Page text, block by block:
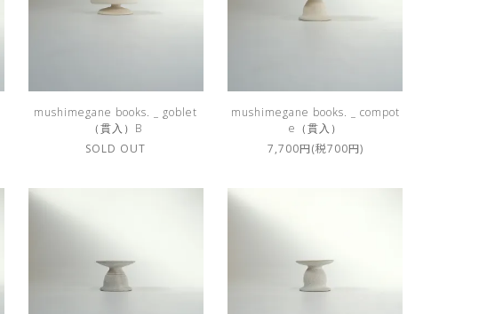
mushimegane books. _ goblet
（貫入）B
SOLD OUT
mushimegane books. _ compot
e（貫入）
7,700円(税700円)